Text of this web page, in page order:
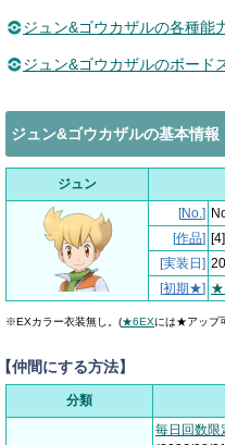
ジュン&ゴウカザルの各種能
ジュン&ゴウカザルのボード
ジュン&ゴウカザルの基本情報
ジュン
[No.]
[作品]
[実装日]
[初期★]
※EXカラー衣装無し。(★6EXには★アップ
仲間にする方法】
分類
毎日回数限